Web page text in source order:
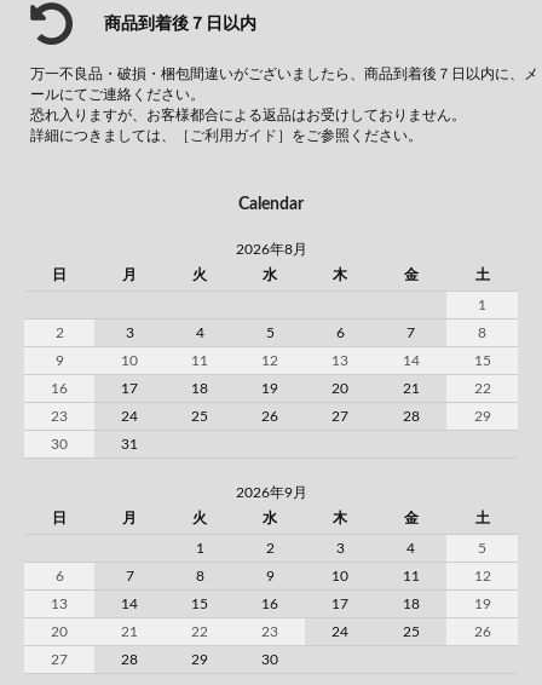
商品到着後７日以内
万一不良品・破損・梱包間違いがございましたら、商品到着後７日以内に、メ
ールにてご連絡ください。
恐れ入りますが、お客様都合による返品はお受けしておりません。
詳細につきましては、
［ご利用ガイド］ をご参照ください。
Calendar
2026年8月
日
月 火 水 木 金 土
1
2
3 4 5 6 7
8
9
10 11 12 13 14
15
16
17 18 19 20 21
22
23
24 25 26 27 28
29
30
31
2026年9月
日
月 火 水 木 金 土
1 2 3 4
5
6
7 8 9 10 11
12
13
14 15 16 17 18
19
20
21 22 23 24 25
26
27
28 29 30